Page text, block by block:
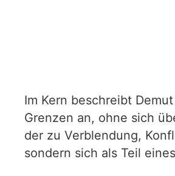
Im Kern beschreibt
Grenzen an, ohne sich
der zu Verblendung,
sondern sich als Teil